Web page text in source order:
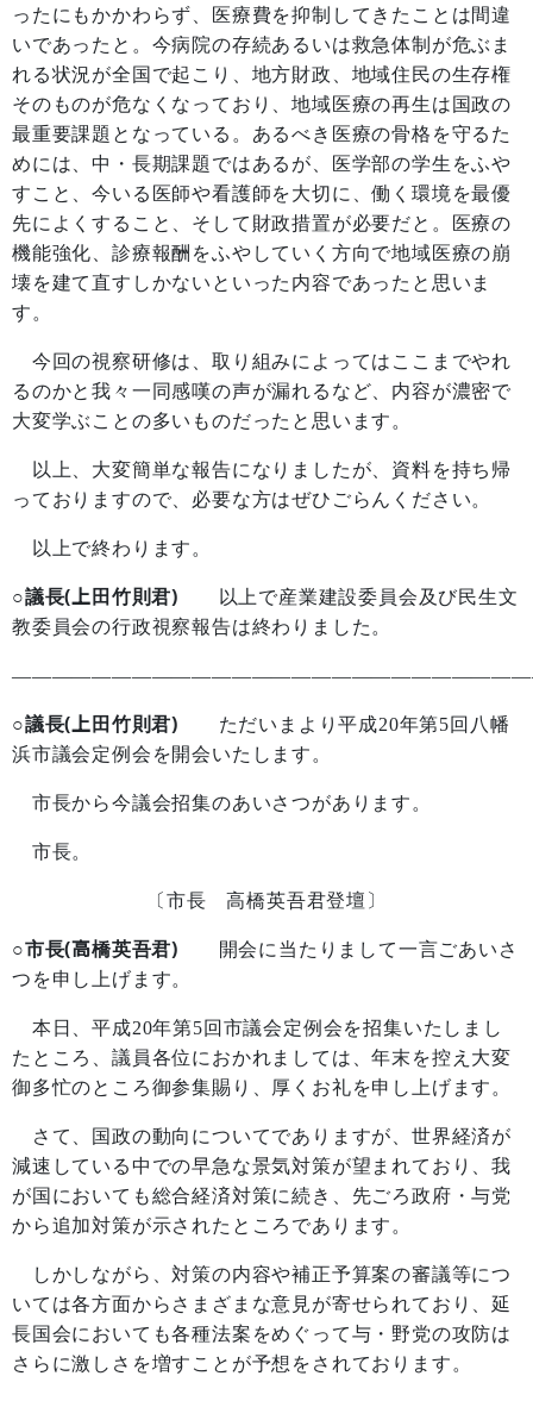
ったにもかかわらず、医療費を抑制してきたことは間違
いであったと。今病院の存続あるいは救急体制が危ぶま
れる状況が全国で起こり、地方財政、地域住民の生存権
そのものが危なくなっており、地域医療の再生は国政の
最重要課題となっている。あるべき医療の骨格を守るた
めには、中・長期課題ではあるが、医学部の学生をふや
すこと、今いる医師や看護師を大切に、働く環境を最優
先によくすること、そして財政措置が必要だと。医療の
機能強化、診療報酬をふやしていく方向で地域医療の崩
壊を建て直すしかないといった内容であったと思いま
す。
今回の視察研修は、取り組みによってはここまでやれ
るのかと我々一同感嘆の声が漏れるなど、内容が濃密で
大変学ぶことの多いものだったと思います。
以上、大変簡単な報告になりましたが、資料を持ち帰
っておりますので、必要な方はぜひごらんください。
以上で終わります。
○議長(上田竹則君) 以上で産業建設委員会及び民生文
教委員会の行政視察報告は終わりました。
○議長(上田竹則君) ただいまより平成20年第5回八幡
浜市議会定例会を開会いたします。
市長から今議会招集のあいさつがあります。
市長。
〔市長 高橋英吾君登壇〕
○市長(高橋英吾君) 開会に当たりまして一言ごあいさ
つを申し上げます。
本日、平成20年第5回市議会定例会を招集いたしまし
たところ、議員各位におかれましては、年末を控え大変
御多忙のところ御参集賜り、厚くお礼を申し上げます。
さて、国政の動向についてでありますが、世界経済が
減速している中での早急な景気対策が望まれており、我
が国においても総合経済対策に続き、先ごろ政府・与党
から追加対策が示されたところであります。
しかしながら、対策の内容や補正予算案の審議等につ
いては各方面からさまざまな意見が寄せられており、延
長国会においても各種法案をめぐって与・野党の攻防は
さらに激しさを増すことが予想をされております。